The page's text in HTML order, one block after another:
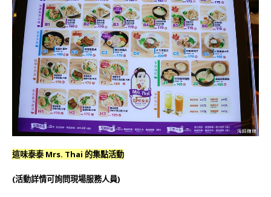
這味泰泰 Mrs. Thai 的集點活動
(活動詳情可詢問現場服務人員)